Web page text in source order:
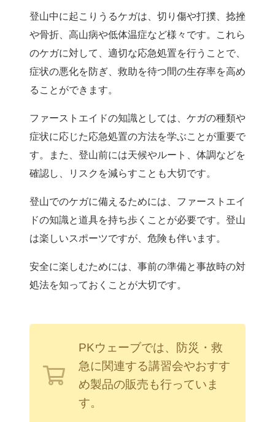
登山中に起こりうるケガは、切り傷や打撲、捻挫
や骨折、高山病や低体温症など様々です。これら
のケガに対して、適切な応急処置を行うことで、
症状の悪化を防ぎ、救助を待つ間の生存率を高め
ることができます。
ファーストエイドの知識としては、ケガの種類や
症状に応じた応急処置の方法を学ぶことが重要で
す。また、登山前には天候やルート、体調などを
確認し、リスクを減らすことも大切です。
登山でのケガに備えるためには、ファーストエイ
ドの知識と道具を持ち歩くことが必要です。登山
は楽しいスポーツですが、危険も伴います。
安全に楽しむためには、事前の準備と事故時の対
処法を知っておくことが大切です。
PKウェーブでは、防災・救
急に関連する講習会やおすす
め製品の販売も行っていま
す。